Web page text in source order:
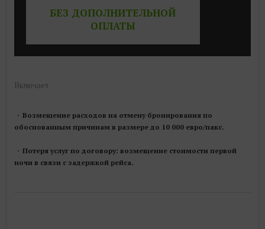
БЕЗ ДОПОЛНИТЕЛЬНОЙ
ОПЛАТЫ​
Включает
Возмещение расходов на отмену бронирования по
обоснованным причинам в размере до 10 000 евро/пакс.
Потеря услуг по договору: возмещение стоимости первой
ночи в связи с задержкой рейса.